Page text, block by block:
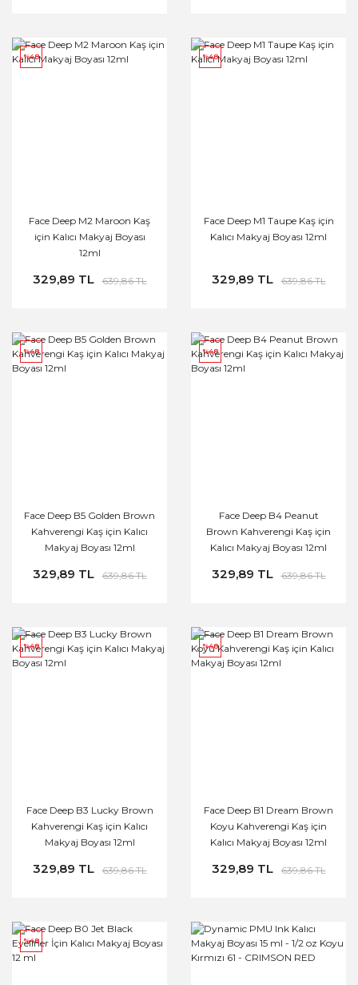
%48
Face Deep M2 Maroon Kaş
için Kalıcı Makyaj Boyası
12ml
329,89 TL 639,86 TL
%48
Face Deep M1 Taupe Kaş için
Kalıcı Makyaj Boyası 12ml
329,89 TL 639,86 TL
%48
Face Deep B5 Golden Brown
Kahverengi Kaş için Kalıcı
Makyaj Boyası 12ml
329,89 TL 639,86 TL
%48
Face Deep B4 Peanut
Brown Kahverengi Kaş için
Kalıcı Makyaj Boyası 12ml
329,89 TL 639,86 TL
%48
Face Deep B3 Lucky Brown
Kahverengi Kaş için Kalıcı
Makyaj Boyası 12ml
329,89 TL 639,86 TL
%48
Face Deep B1 Dream Brown
Koyu Kahverengi Kaş için
Kalıcı Makyaj Boyası 12ml
329,89 TL 639,86 TL
%48